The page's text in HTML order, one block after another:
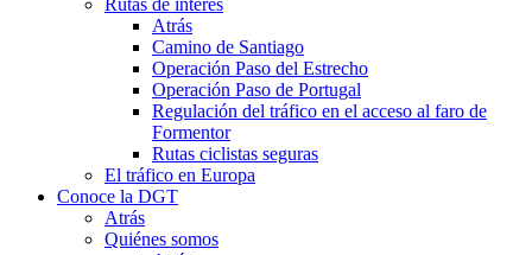
Rutas de interes
Atrás
Camino de Santiago
Operación Paso del Estrecho
Operación Paso de Portugal
Regulación del tráfico en el acceso al faro de
Formentor
Rutas ciclistas seguras
El tráfico en Europa
Conoce la DGT
Atrás
Quiénes somos